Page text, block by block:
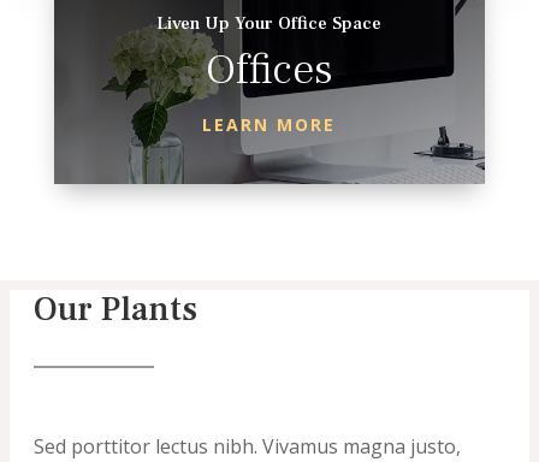
Liven Up Your Office Space
Offices
LEARN MORE
Our Plants
Sed porttitor lectus nibh. Vivamus magna justo,